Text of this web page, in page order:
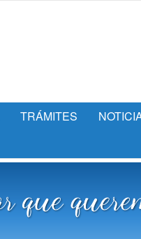
TRÁMITES